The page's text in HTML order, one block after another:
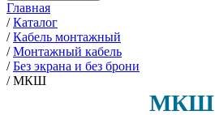
Главная
/Каталог
/Кабель монтажный
/Монтажный кабель
/Без экрана и без брони
/МКШ
МКШ